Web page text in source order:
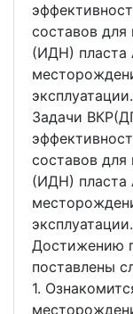
составов
(ИДН) пласта
эксплуатации.
Задачи
составов
(ИДН) пласта
эксплуатации.
Достижению
поставлены
1.